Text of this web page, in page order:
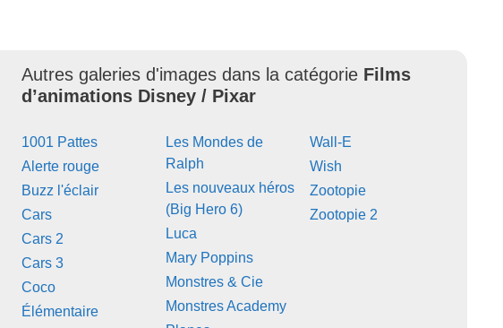
Autres galeries d'images dans la catégorie Films
d’animations Disney / Pixar
1001 Pattes
Alerte rouge
Buzz l'éclair
Cars
Cars 2
Cars 3
Coco
Élémentaire
Les Mondes de
Ralph
Les nouveaux héros
(Big Hero 6)
Luca
Mary Poppins
Monstres & Cie
Monstres Academy
Wall-E
Wish
Zootopie
Zootopie 2